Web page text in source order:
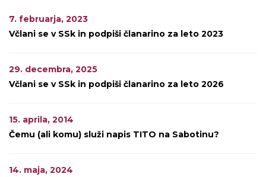
7. februarja, 2023
Včlani se v SSk in podpiši članarino za leto 2023
29. decembra, 2025
Včlani se v SSk in podpiši članarino za leto 2026
15. aprila, 2014
Čemu (ali komu) služi napis TITO na Sabotinu?
14. maja, 2024